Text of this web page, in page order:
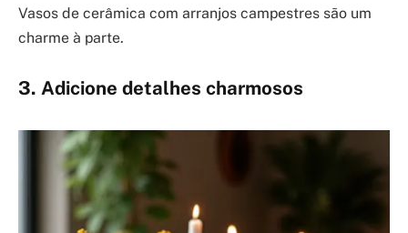
Vasos de cerâmica com arranjos campestres são um
charme à parte.
3. Adicione detalhes charmosos